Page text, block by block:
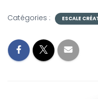
Catégories : ESCALE